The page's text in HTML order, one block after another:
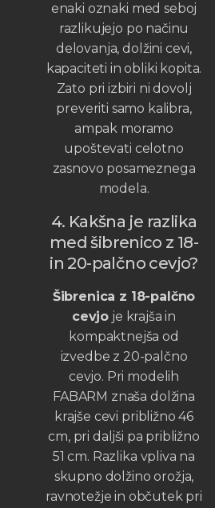
enaki oznaki med seboj
razlikujejo po načinu
delovanja, dolžini cevi,
kapaciteti in obliki kopita.
Zato pri izbiri ni dovolj
preveriti samo kalibra,
ampak moramo
upoštevati celotno
zasnovo posameznega
modela.
4. Kakšna je razlika
med šibrenico z 18-
in 20-palčno cevjo?
Šibrenica z 18-palčno
cevjo je krajša in
kompaktnejša od
izvedbe z 20-palčno
cevjo. Pri modelih
FABARM znaša dolžina
krajše cevi približno 46
cm, pri daljši pa približno
51 cm. Razlika vpliva na
skupno dolžino orožja,
ravnotežje in občutek pri